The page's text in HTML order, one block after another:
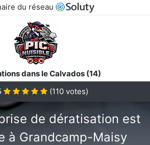
du réseau
dans le Calvados (14)
(110 votes)
de dératisation est
à Grandcamp-Maisy